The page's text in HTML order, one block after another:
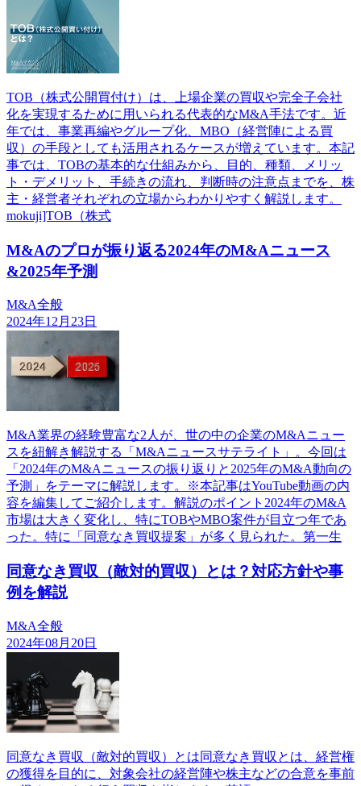
TOB（株式公開買付け）は、上場企業の買収や完全子会社
化を実現するために用いられる代表的なM&A手法です。近
年では、事業再編やグループ化、MBO（経営陣による買
収）の手段としても活用されるケースが増えています。本記
事では、TOBの基本的な仕組みから、目的、種類、メリッ
ト・デメリット、手続きの流れ、判断時の注意点までを、株
主・経営者それぞれの立場からわかりやすく解説します。
mokuji]TOB（株式
M&Aのプロが振り返る2024年のM&Aニュース
&2025年予測
M&A全般
2024年12月23日
M&A業界の経験豊富な2人が、世の中の企業のM&Aニュー
スを紐解き解説する「M&Aニュースサテライト」。今回は
「2024年のM&Aニュースの振り返りと2025年のM&A動向の
予測」をテーマに解説します。※本記事はYouTube動画の内
容を編集してご紹介します。解説のポイント2024年のM&A
市場は大きく変化し、特にTOBやMBO案件が目立つ年であ
った。特に「同意なき買収提案」が多く見られた。第一生
同意なき買収（敵対的買収）とは？対応方針や事
例を解説
M&A全般
2024年08月20日
同意なき買収（敵対的買収）とは同意なき買収とは、経営権
の獲得を目的に、対象会社の経営陣や株主などの合意を事前